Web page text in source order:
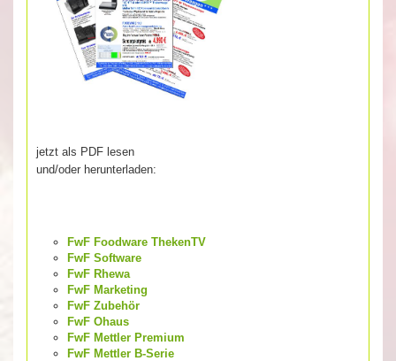
jetzt als PDF lesen
und/oder herunterladen:
FwF Foodware ThekenTV
FwF Software
FwF Rhewa
FwF Marketing
FwF Zubehör
FwF Ohaus
FwF Mettler Premium
FwF Mettler B-Serie